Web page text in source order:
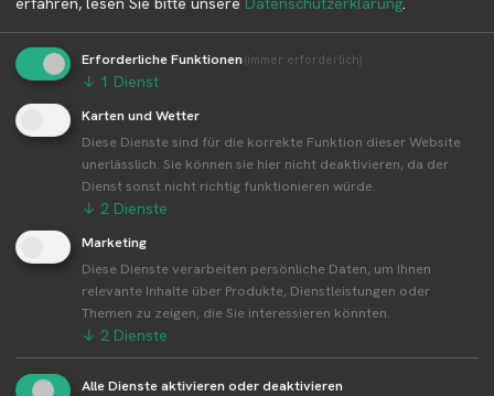
Weitere Standorte von Weiler Hof
Kompakte Übersicht aller Standorte inkl.
Firmensitz von Weiler Hof in einer Karte und als
Liste amzeigen.
Aktuelle Infos zur Region 73734
Esslingen am Neckar
Erforderliche Funktionen(immer erforderlich)
↓ 1 Dienst
Karten und Wetter
Diese Dienste sind für die korrekte Funktion dieser Website
unerlässlich. Sie können sie hier nicht deaktivieren, da der
Dienst sonst nicht richtig funktionieren würde.
↓ 2 Dienste
Marketing
Diese Dienste verarbeiten persönliche Daten, um Ihnen
relevante Inhalte über Produkte, Dienstleistungen oder
Themen zu zeigen, die Sie interessieren könnten.
↓ 2 Dienste
Alle Dienste aktivieren oder deaktivieren